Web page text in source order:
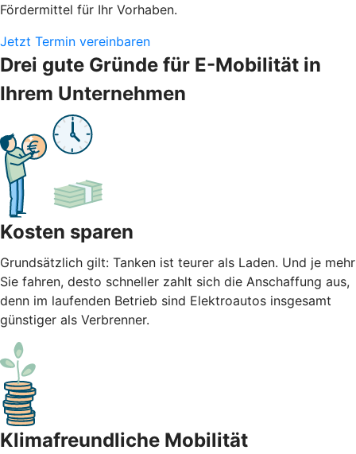
Fördermittel für Ihr Vorhaben.
Jetzt Termin vereinbaren
Drei gute Gründe für E-Mobilität in
Ihrem Unternehmen
Kosten sparen
Grundsätzlich gilt: Tanken ist teurer als Laden. Und je mehr
Sie fahren, desto schneller zahlt sich die Anschaffung aus,
denn im laufenden Betrieb sind Elektroautos insgesamt
günstiger als Verbrenner.
Klimafreundliche Mobilität